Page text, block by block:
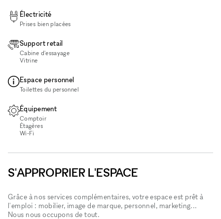
Électricité
Prises bien placées
Support retail
Cabine d'essayage
Vitrine
Espace personnel
Toilettes du personnel
Équipement
Comptoir
Étagères
Wi‑Fi
S'APPROPRIER L'ESPACE
Grâce à nos services complémentaires, votre espace est prêt à
l'emploi : mobilier, image de marque, personnel, marketing...
Nous nous occupons de tout.